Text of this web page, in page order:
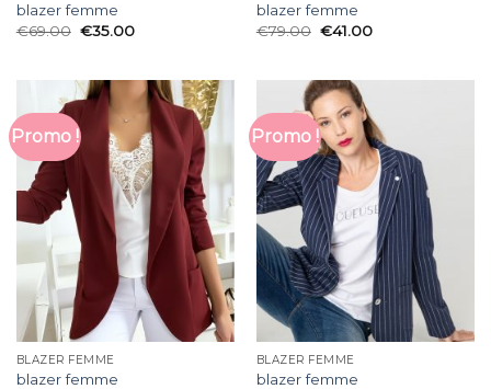
blazer femme
€69.00 €35.00
blazer femme
€79.00 €41.00
Promo !
BLAZER FEMME
blazer femme
Promo !
BLAZER FEMME
blazer femme